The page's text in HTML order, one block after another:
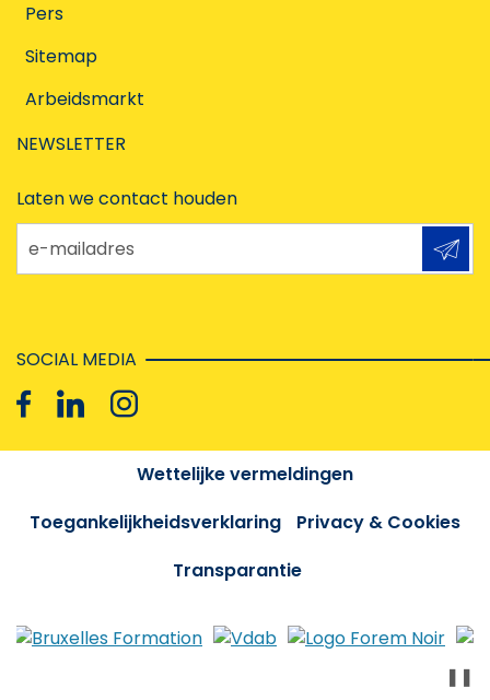
Pers
Sitemap
Arbeidsmarkt
NEWSLETTER
Laten we contact houden
e-mailadres
SOCIAL MEDIA
Wettelijke vermeldingen
Toegankelijkheidsverklaring
Privacy & Cookies
Transparantie
❚❚